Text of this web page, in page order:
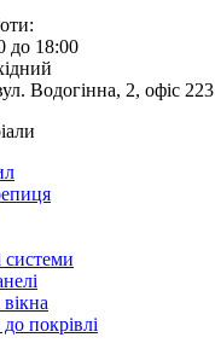
до 18:00
Водогінна, 2, офіс 223
системи
покрівлі